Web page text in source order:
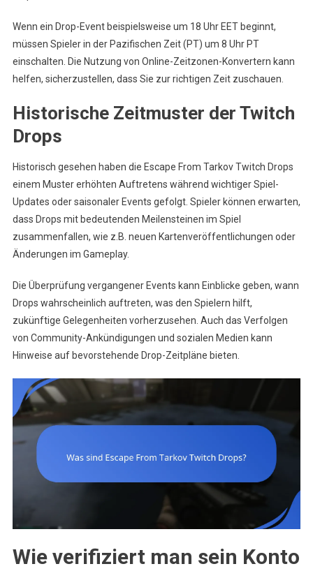
Wenn ein Drop-Event beispielsweise um 18 Uhr EET beginnt,
müssen Spieler in der Pazifischen Zeit (PT) um 8 Uhr PT
einschalten. Die Nutzung von Online-Zeitzonen-Konvertern kann
helfen, sicherzustellen, dass Sie zur richtigen Zeit zuschauen.
Historische Zeitmuster der Twitch
Drops
Historisch gesehen haben die Escape From Tarkov Twitch Drops
einem Muster erhöhten Auftretens während wichtiger Spiel-
Updates oder saisonaler Events gefolgt. Spieler können erwarten,
dass Drops mit bedeutenden Meilensteinen im Spiel
zusammenfallen, wie z.B. neuen Kartenveröffentlichungen oder
Änderungen im Gameplay.
Die Überprüfung vergangener Events kann Einblicke geben, wann
Drops wahrscheinlich auftreten, was den Spielern hilft,
zukünftige Gelegenheiten vorherzusehen. Auch das Verfolgen
von Community-Ankündigungen und sozialen Medien kann
Hinweise auf bevorstehende Drop-Zeitpläne bieten.
Wie verifiziert man sein Konto